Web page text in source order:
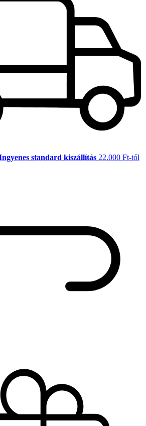
standard kiszállítás 22.000 Ft-tól